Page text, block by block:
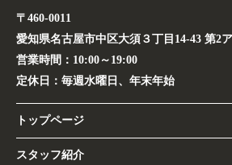
〒460-0011
愛知県名古屋市中区大須３丁目14-43 第2
営業時間： 10:00～19:00
定休日： 毎週水曜日、年末年始
トップページ
スタッフ紹介